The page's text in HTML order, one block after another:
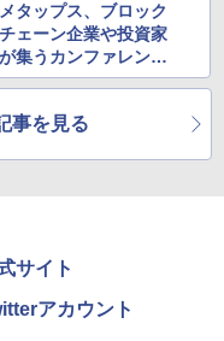
メタップス、ブロック
チェーン企業や投資家
が集うカンファレンス
を9月開催
事を見る
サイト
アカウント